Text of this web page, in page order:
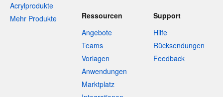
Acrylprodukte
Mehr Produkte
Ressourcen
Angebote
Teams
Vorlagen
Anwendungen
Marktplatz
Support
Hilfe
Rücksendungen
Feedback